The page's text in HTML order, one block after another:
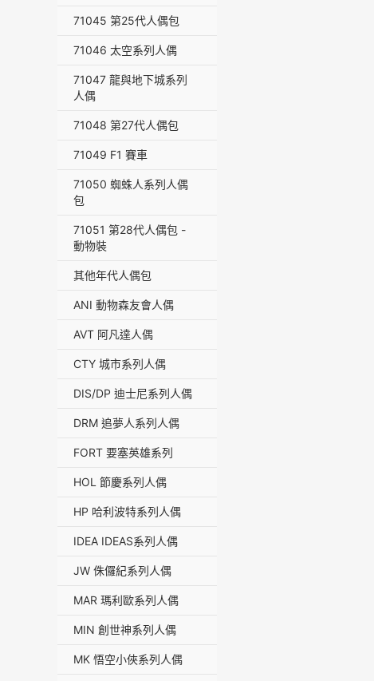
71045 第25代人偶包
71046 太空系列人偶
71047 龍與地下城系列
人偶
71048 第27代人偶包
71049 F1 賽車
71050 蜘蛛人系列人偶
包
71051 第28代人偶包 -
動物裝
其他年代人偶包
ANI 動物森友會人偶
AVT 阿凡達人偶
CTY 城市系列人偶
DIS/DP 迪士尼系列人偶
DRM 追夢人系列人偶
FORT 要塞英雄系列
HOL 節慶系列人偶
HP 哈利波特系列人偶
IDEA IDEAS系列人偶
JW 侏儸紀系列人偶
MAR 瑪利歐系列人偶
MIN 創世神系列人偶
MK 悟空小俠系列人偶